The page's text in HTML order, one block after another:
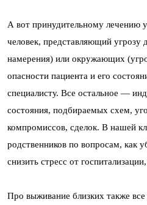
А вот принудительному лечению
человек, представляющий угрозу
намерения) или окружающих
опасности пациента и его
специалисту. Все остальное —
состояния, подбираемых схем,
компромиссов, сделок. В нашей
родственников по вопросам, как
снизить стресс от
Про выживание близких также